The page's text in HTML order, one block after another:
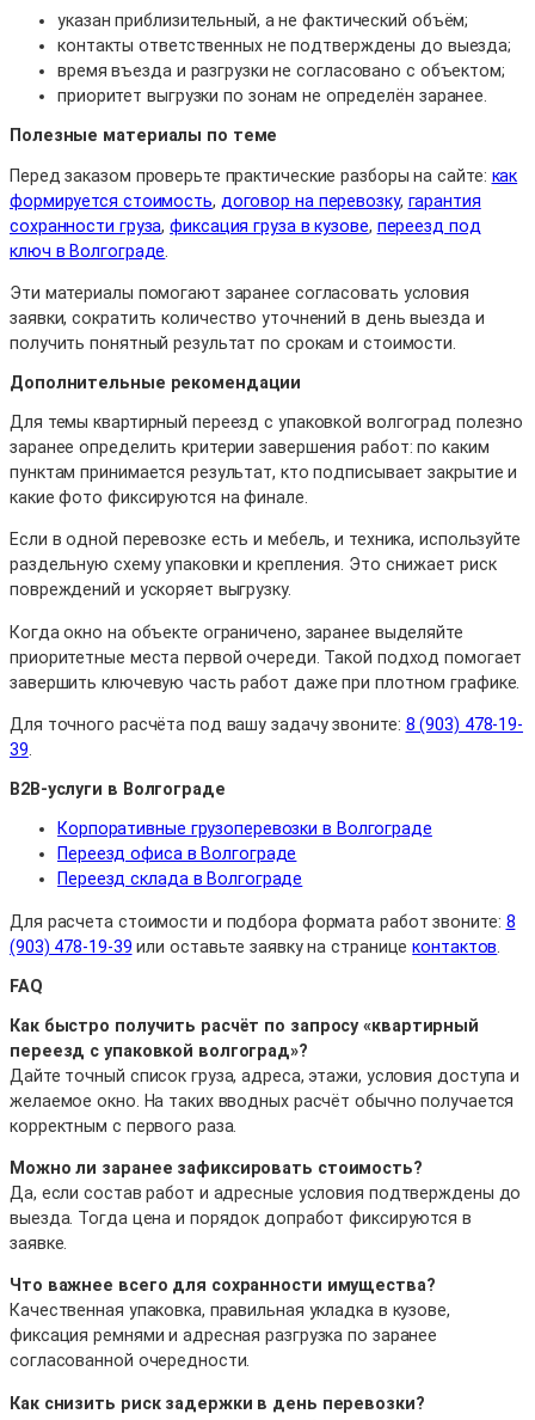
указан приблизительный, а не фактический объём;
контакты ответственных не подтверждены до выезда;
время въезда и разгрузки не согласовано с объектом;
приоритет выгрузки по зонам не определён заранее.
Полезные материалы по теме
Перед заказом проверьте практические разборы на сайте: как
формируется стоимость, договор на перевозку, гарантия
сохранности груза,фиксация груза в кузове, переезд под
ключ в Волгограде
Эти материалы помогают заранее согласовать условия
заявки, сократить количество уточнений в день выезда и
получить понятный результат по срокам и стоимости.
Дополнительные рекомендации
Для темы квартирный переезд с упаковкой волгоград полезно
заранее определить критерии завершения работ: по каким
пунктам принимается результат, кто подписывает закрытие и
какие фото фиксируются на финале.
Если в одной перевозке есть и мебель, и техника, используйте
раздельную схему упаковки и крепления. Это снижает риск
повреждений и ускоряет выгрузку.
Когда окно на объекте ограничено, заранее выделяйте
приоритетные места первой очереди. Такой подход помогает
завершить ключевую часть работ даже при плотном графике.
Для точного расчёта под вашу задачу звоните: 8 (903) 478-19-
39
B2B-услуги в Волгограде
Корпоративные грузоперевозки в Волгограде
Переезд офиса в Волгограде
Переезд склада в Волгограде
Для расчета стоимости и подбора формата работ звоните: 8
(903) 478-19-39 или оставьте заявку на страницеконтактов
FAQ
Как быстро получить расчёт по запросу «квартирный
переезд с упаковкой волгоград»?
Дайте точный список груза, адреса, этажи, условия доступа и
желаемое окно. На таких вводных расчёт обычно получается
корректным с первого раза.
Можно ли заранее зафиксировать стоимость?
Да, если состав работ и адресные условия подтверждены до
выезда. Тогда цена и порядок допработ фиксируются в
заявке.
Что важнее всего для сохранности имущества?
Качественная упаковка, правильная укладка в кузове,
фиксация ремнями и адресная разгрузка по заранее
согласованной очередности.
Как снизить риск задержки в день перевозки?